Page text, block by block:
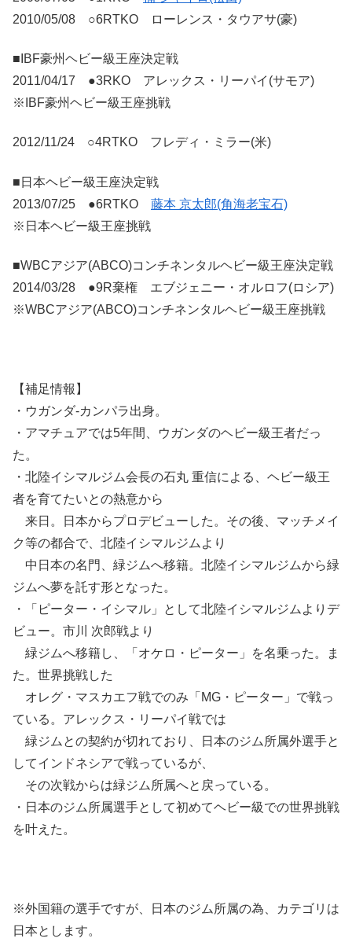
2010/05/08 ○6RTKO ローレンス・タウアサ(豪)
■IBF豪州ヘビー級王座決定戦
2011/04/17 ●3RKO アレックス・リーパイ(サモア)
※IBF豪州ヘビー級王座挑戦
2012/11/24 ○4RTKO フレディ・ミラー(米)
■日本ヘビー級王座決定戦
2013/07/25 ●6RTKO 藤本 京太郎(角海老宝石)
※日本ヘビー級王座挑戦
■WBCアジア(ABCO)コンチネンタルヘビー級王座決定戦
2014/03/28 ●9R棄権 エブジェニー・オルロフ(ロシア)
※WBCアジア(ABCO)コンチネンタルヘビー級王座挑戦
【補足情報】
・ウガンダ-カンパラ出身。
・アマチュアでは5年間、ウガンダのヘビー級王者だっ
た。
・北陸イシマルジム会長の石丸 重信による、ヘビー級王
者を育てたいとの熱意から
来日。日本からプロデビューした。その後、マッチメイ
ク等の都合で、北陸イシマルジムより
中日本の名門、緑ジムへ移籍。北陸イシマルジムから緑
ジムへ夢を託す形となった。
・「ピーター・イシマル」として北陸イシマルジムよりデ
ビュー。市川 次郎戦より
緑ジムへ移籍し、「オケロ・ピーター」を名乗った。ま
た。世界挑戦した
オレグ・マスカエフ戦でのみ「MG・ピーター」で戦っ
ている。アレックス・リーパイ戦では
緑ジムとの契約が切れており、日本のジム所属外選手と
してインドネシアで戦っているが、
その次戦からは緑ジム所属へと戻っている。
・日本のジム所属選手として初めてヘビー級での世界挑戦
を叶えた。
※外国籍の選手ですが、日本のジム所属の為、カテゴリは
日本とします。